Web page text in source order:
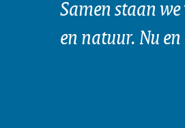
Samen staan
en natuur. Nu